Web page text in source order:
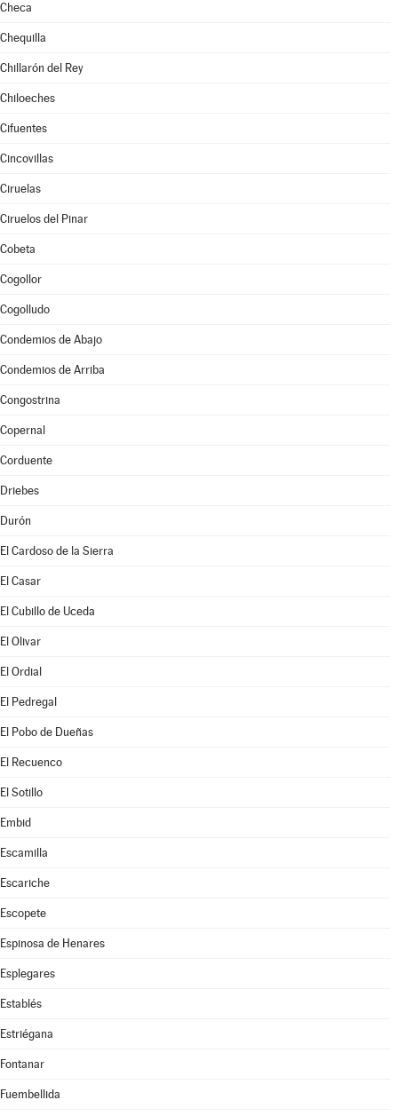
Checa
Chequilla
Chillarón del Rey
Chiloeches
Cifuentes
Cincovillas
Ciruelas
Ciruelos del Pinar
Cobeta
Cogollor
Cogolludo
Condemios de Abajo
Condemios de Arriba
Congostrina
Copernal
Corduente
Driebes
Durón
El Cardoso de la Sierra
El Casar
El Cubillo de Uceda
El Olivar
El Ordial
El Pedregal
El Pobo de Dueñas
El Recuenco
El Sotillo
Embid
Escamilla
Escariche
Escopete
Espinosa de Henares
Esplegares
Establés
Estriégana
Fontanar
Fuembellida